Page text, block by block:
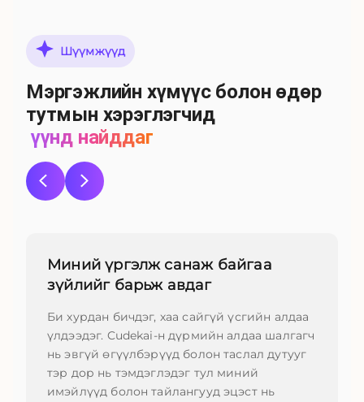
Шүүмжүүд
Мэргэжлийн хүмүүс болон өдөр
тутмын хэрэглэгчид
үүнд найддаг
Миний үргэлж санаж байгаа
зүйлийг барьж авдаг
Би хурдан бичдэг, хаа сайгүй үсгийн алдаа
үлдээдэг. Cudekai-н дүрмийн алдаа шалгагч
нь эвгүй өгүүлбэрүүд болон таслал дутууг
тэр дор нь тэмдэглэдэг тул миний
имэйлүүд болон тайлангууд эцэст нь